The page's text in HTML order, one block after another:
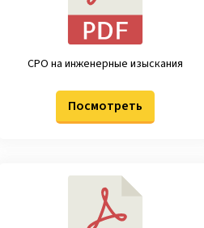
СРО на инженерные изыскания
Посмотреть